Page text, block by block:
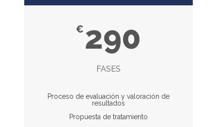
€ 290
FASES
Proceso de evaluación y valoración de
resultados
Propuesta de tratamiento